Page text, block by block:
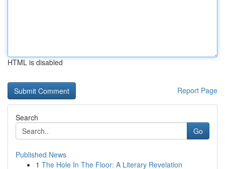
HTML is disabled
Report Page
Search
Go
Published News
1 The Hole In The Floor: A Literary Revelation